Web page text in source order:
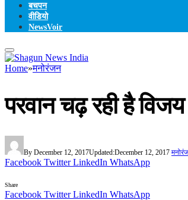
बचपन
वीडियो
NewsVoir
Home»मनोरंजन
परवान चढ़ रही है
By December 12, 2017Updated:December 12, 2017
Facebook Twitter LinkedIn WhatsApp
Share
Facebook Twitter LinkedIn WhatsApp